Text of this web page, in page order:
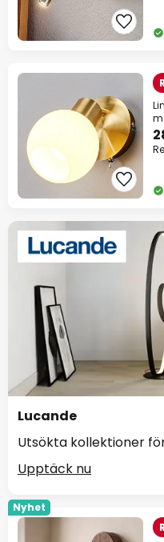
Lucande
Utsökta kollektioner
Upptäck nu
Nyhet